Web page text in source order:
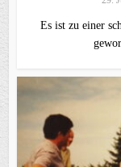
Es ist zu einer